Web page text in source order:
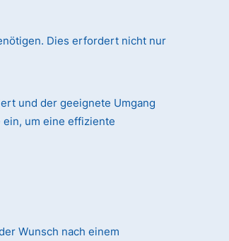
Dies erfordert nicht nur
und der geeignete Umgang
ein, um eine effiziente
Wunsch nach einem